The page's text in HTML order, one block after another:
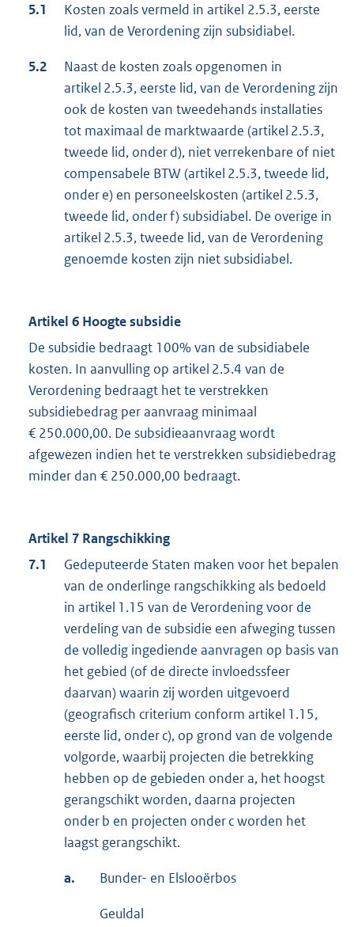
5.1
Kosten zoals vermeld in artikel 2.5.3, eerste
lid, van de Verordening zijn subsidiabel.
5.2
Naast de kosten zoals opgenomen in
artikel 2.5.3, eerste lid, van de Verordening zijn
ook de kosten van tweedehands installaties
tot maximaal de marktwaarde (artikel 2.5.3,
tweede lid, onder d), niet verrekenbare of niet
compensabele BTW (artikel 2.5.3, tweede lid,
onder e) en personeelskosten (artikel 2.5.3,
tweede lid, onder f) subsidiabel. De overige in
artikel 2.5.3, tweede lid, van de Verordening
genoemde kosten zijn niet subsidiabel.
Artikel 6 Hoogte subsidie
De subsidie bedraagt 100% van de subsidiabele
kosten. In aanvulling op artikel 2.5.4 van de
Verordening bedraagt het te verstrekken
subsidiebedrag per aanvraag minimaal
€ 250.000,00. De subsidieaanvraag wordt
afgewezen indien het te verstrekken subsidiebedrag
minder dan € 250.000,00 bedraagt.
Artikel 7 Rangschikking
7.1
Gedeputeerde Staten maken voor het bepalen
van de onderlinge rangschikking als bedoeld
in artikel 1.15 van de Verordening voor de
verdeling van de subsidie een afweging tussen
de volledig ingediende aanvragen op basis van
het gebied (of de directe invloedssfeer
daarvan) waarin zij worden uitgevoerd
(geografisch criterium conform artikel 1.15,
eerste lid, onder c), op grond van de volgende
volgorde, waarbij projecten die betrekking
hebben op de gebieden onder a, het hoogst
gerangschikt worden, daarna projecten
onder b en projecten onder c worden het
laagst gerangschikt.
a. Bunder- en Elslooërbos
Geuldal